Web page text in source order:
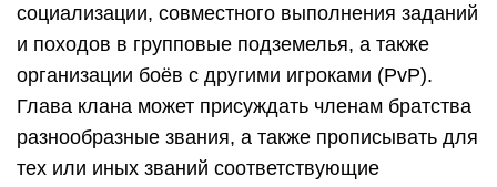
социализации, совместного выполнения заданий
и походов в групповые подземелья, а также
организации боёв с другими игроками (PvP).
Глава клана может присуждать членам братства
разнообразные звания, а также прописывать для
тех или иных званий соответствующие